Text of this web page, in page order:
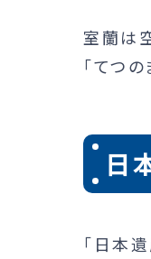
室蘭は
「てつ
日
「日本